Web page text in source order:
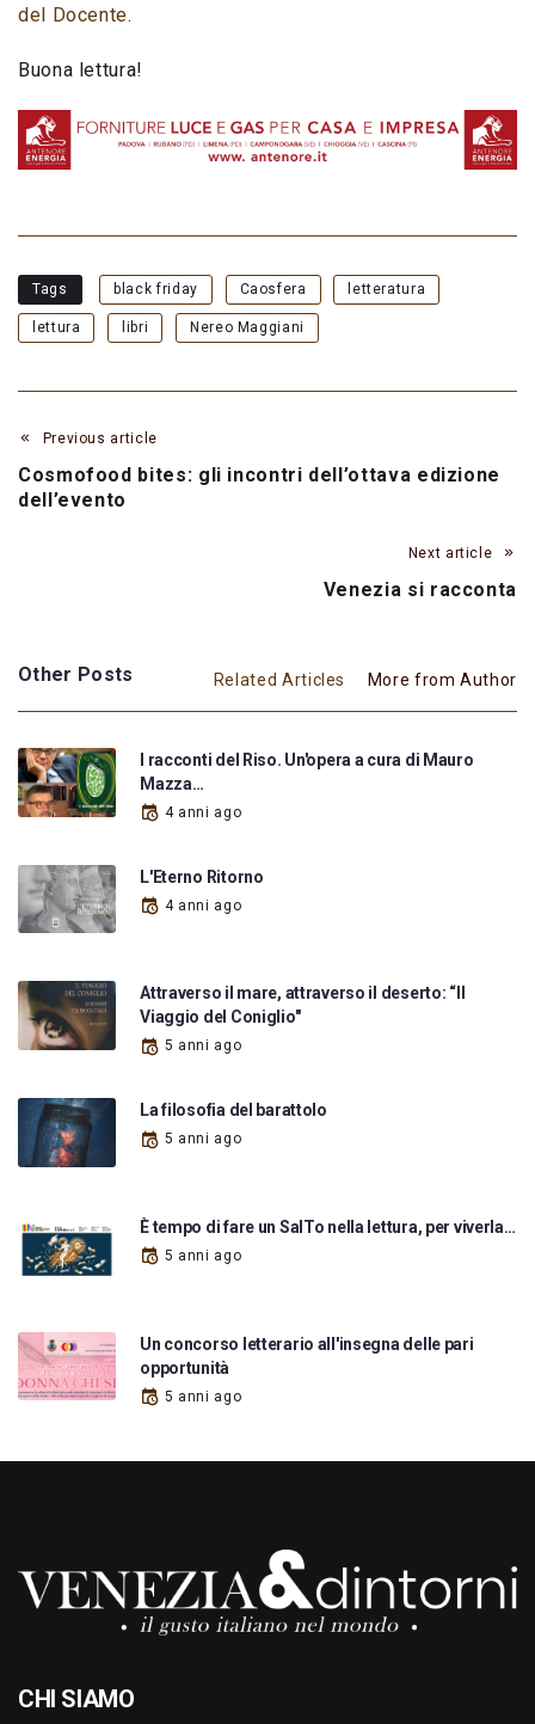
del Docente.
Buona lettura!
Tags black friday Caosfera letteratura
lettura libri Nereo Maggiani
Previous article
Cosmofood bites: gli incontri dell’ottava edizione
dell’evento
Next article
Venezia si racconta
Other Posts Related Articles More from Author
I racconti del Riso. Un'opera a cura di Mauro
Mazza…
4 anni ago
L'Eterno Ritorno
4 anni ago
Attraverso il mare, attraverso il deserto: “Il
Viaggio del Coniglio"
5 anni ago
La filosofia del barattolo
5 anni ago
È tempo di fare un SalTo nella lettura, per viverla…
5 anni ago
Un concorso letterario all'insegna delle pari
opportunità
5 anni ago
CHI SIAMO